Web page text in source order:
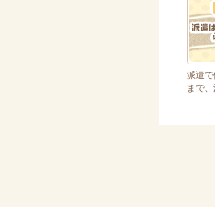
派遣
まで